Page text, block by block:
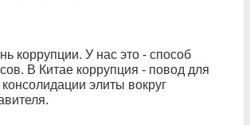
коррупции. У нас это - способ
В Китае коррупция - повод для
элиты вокруг